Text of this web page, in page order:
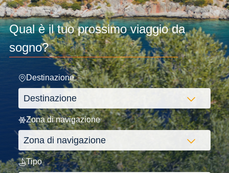
Qual è il tuo prossimo viaggio da
sogno?
Destinazione
Zona di navigazione
Tipo